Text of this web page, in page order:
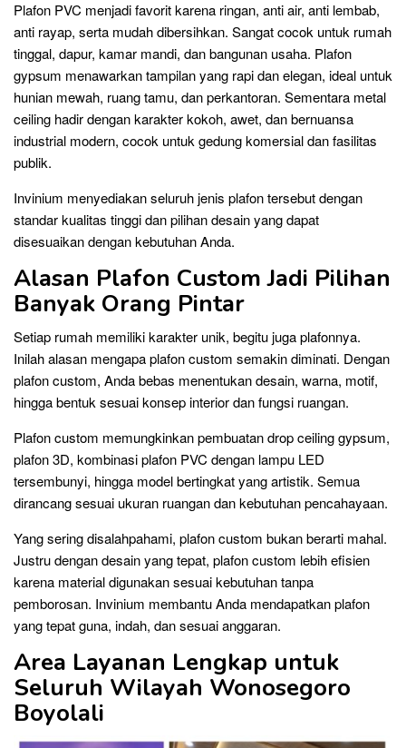
Plafon PVC menjadi favorit karena ringan, anti air, anti lembab,
anti rayap, serta mudah dibersihkan. Sangat cocok untuk rumah
tinggal, dapur, kamar mandi, dan bangunan usaha. Plafon
gypsum menawarkan tampilan yang rapi dan elegan, ideal untuk
hunian mewah, ruang tamu, dan perkantoran. Sementara metal
ceiling hadir dengan karakter kokoh, awet, dan bernuansa
industrial modern, cocok untuk gedung komersial dan fasilitas
publik.
Invinium menyediakan seluruh jenis plafon tersebut dengan
standar kualitas tinggi dan pilihan desain yang dapat
disesuaikan dengan kebutuhan Anda.
Alasan Plafon Custom Jadi Pilihan
Banyak Orang Pintar
Setiap rumah memiliki karakter unik, begitu juga plafonnya.
Inilah alasan mengapa plafon custom semakin diminati. Dengan
plafon custom, Anda bebas menentukan desain, warna, motif,
hingga bentuk sesuai konsep interior dan fungsi ruangan.
Plafon custom memungkinkan pembuatan drop ceiling gypsum,
plafon 3D, kombinasi plafon PVC dengan lampu LED
tersembunyi, hingga model bertingkat yang artistik. Semua
dirancang sesuai ukuran ruangan dan kebutuhan pencahayaan.
Yang sering disalahpahami, plafon custom bukan berarti mahal.
Justru dengan desain yang tepat, plafon custom lebih efisien
karena material digunakan sesuai kebutuhan tanpa
pemborosan. Invinium membantu Anda mendapatkan plafon
yang tepat guna, indah, dan sesuai anggaran.
Area Layanan Lengkap untuk
Seluruh Wilayah Wonosegoro
Boyolali